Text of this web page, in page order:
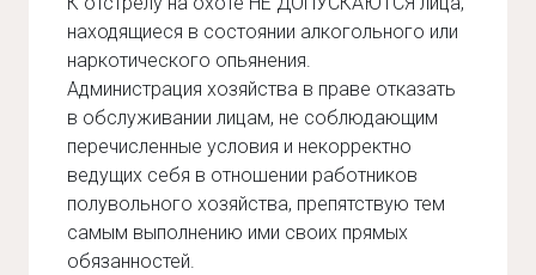
находящиеся в состоянии алкогольного или
наркотического опьянения.
Администрация хозяйства в праве отказать
в обслуживании лицам, не соблюдающим
перечисленные условия и некорректно
ведущих себя в отношении работников
полувольного хозяйства, препятствую тем
самым выполнению ими своих прямых
обязанностей.